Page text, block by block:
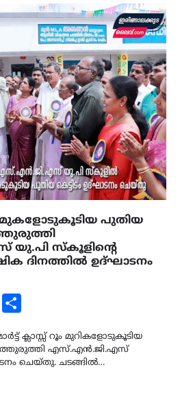
റൂമുകളോടുകൂടിയ പുതിയ
സ്കൂളിന്‍റെ
ദിനത്തിൽ ഉദ്ഘാടനം
Copy
ക്ലാസ്സ് റൂം മുറികളോടുകൂടിയ
എസ്.എൻ.ജി.എസ്
ചെയ്തു. ചടങ്ങിൽ…